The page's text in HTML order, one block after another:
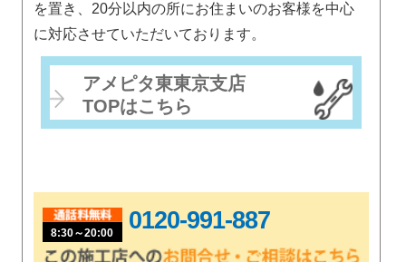
を置き、20分以内の所にお住まいのお客様を中心
に対応させていただいております。
アメピタ東東京支店
TOPはこちら
8:30～20:00 0120-991-887